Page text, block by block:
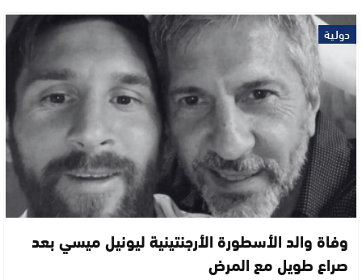
دولية
وفاة والد الأسطورة الأرجنتينية ليونيل ميسي بعد
صراع طويل مع المرض